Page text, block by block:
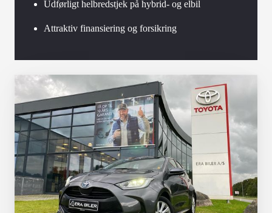
Udførligt helbredstjek på hybrid- og elbil
Attraktiv finansiering og forsikring